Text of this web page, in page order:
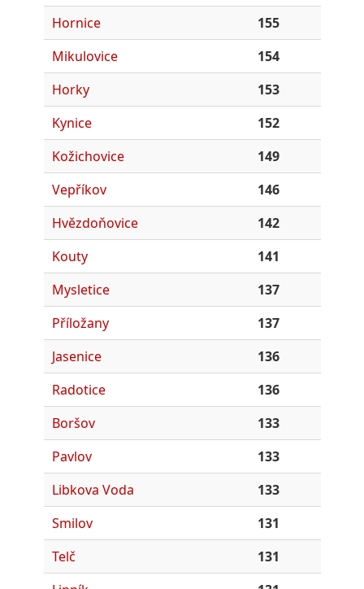
Hornice
155
Mikulovice
154
Horky
153
Kynice
152
Kožichovice
149
Vepříkov
146
Hvězdoňovice
142
Kouty
141
Mysletice
137
Příložany
137
Jasenice
136
Radotice
136
Boršov
133
Pavlov
133
Libkova Voda
133
Smilov
131
Telč
131